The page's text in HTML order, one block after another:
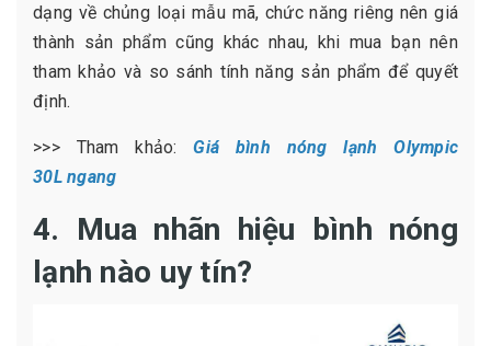
dạng về chủng loại mẫu mã, chức năng riêng nên giá
thành sản phẩm cũng khác nhau, khi mua bạn nên
tham khảo và so sánh tính năng sản phẩm để quyết
định.
>>> Tham khảo:Giá bình nóng lạnh Olympic
30L ngang
4. Mua nhãn hiệu bình nóng
lạnh nào uy tín?